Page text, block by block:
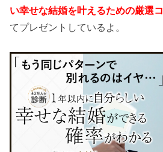
い幸せな結婚を叶えるための厳選
てプレゼントしているよ。